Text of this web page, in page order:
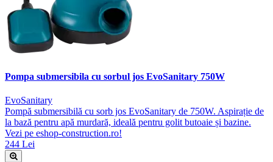
Pompa submersibila cu sorbul jos EvoSanitary 750W
EvoSanitary
Pompă submersibilă cu sorb jos EvoSanitary de 750W. Aspirație de
la bază pentru apă murdară, ideală pentru golit butoaie și bazine.
Vezi pe eshop-construction.ro!
244 Lei